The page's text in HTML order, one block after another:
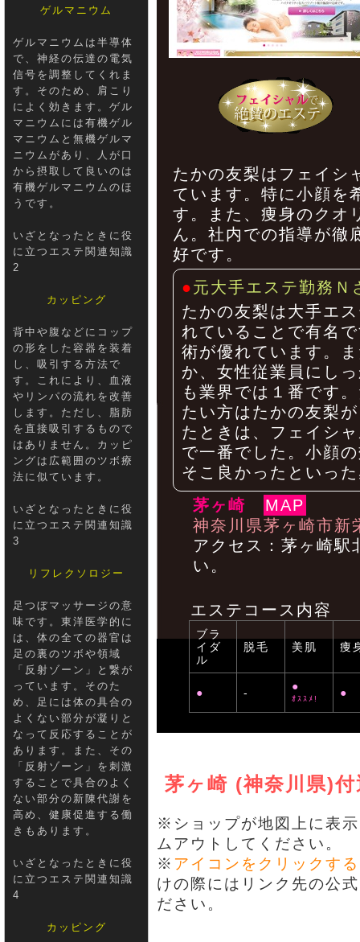
ゲルマニウム
ゲルマニウムは半導体
で、神経の伝達の電気
信号を調整してくれま
す。そのため、肩こり
によく効きます。ゲル
マニウムには有機ゲル
マニウムと無機ゲルマ
ニウムがあり、人が口
から摂取して良いのは
有機ゲルマニウムのほ
うです。
いざとなったときに役
に立つエステ関連知識
2
カッピング
背中や腹などにコップ
の形をした容器を装着
し、吸引する方法で
す。これにより、血液
やリンパの流れを改善
します。ただし、脂肪
を直接吸引するもので
はありません。カッピ
ングは広範囲のツボ療
法に似ています。
いざとなったときに役
に立つエステ関連知識
3
リフレクソロジー
足つぼマッサージの意
味です。東洋医学的に
は、体の全ての器官は
足の裏のツボや領域
「反射ゾーン」と繋が
っています。そのた
め、足には体の具合の
よくない部分が凝りと
なって反応することが
あります。また、その
「反射ゾーン」を刺激
することで具合のよく
ない部分の新陳代謝を
高め、健康促進する働
きもあります。
いざとなったときに役
に立つエステ関連知識
4
カッピング
たかの友梨はフェイシ
ています。特に小顔を
す。また、痩身のクオ
ん。社内での指導が徹
好です。
●元大手エステ勤務Ｎ
たかの友梨は大手エ
れていることで有名
術が優れています。
か、女性従業員にし
も業界では１番です
たい方はたかの友梨
たときは、フェイシ
で一番でした。小顔
そこ良かったといっ
茅ヶ崎
MAP
神奈川県茅ヶ崎市
アクセス：茅ヶ崎駅
い。
エステコース内容
ブラ
イダ
ル
脱毛 美肌 痩
● - ●
ｵｽｽﾒ! ●
茅ヶ崎 (神奈川県)
※ショップが地図上に表
ムアウトしてください。
※ アイコンをクリックす
けの際にはリンク先の公
ださい。